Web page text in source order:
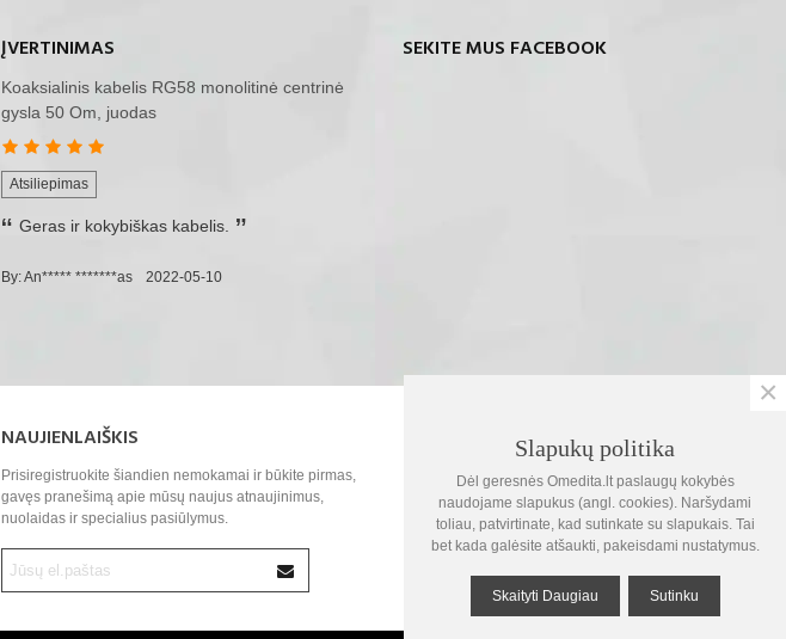
ĮVERTINIMAS
Koaksialinis kabelis RG58 monolitinė centrinė
gysla 50 Om, juodas
Atsiliepimas
Geras ir kokybiškas kabelis.
By: An***** *******as 2022-05-10
SEKITE MUS FACEBOOK
NAUJIENLAIŠKIS
Prisiregistruokite šiandien nemokamai ir būkite pirmas,
gavęs pranešimą apie mūsų naujus atnaujinimus,
nuolaidas ir specialius pasiūlymus.
Krepšelis
Slapukų politika
Dėl geresnės Omedita.lt paslaugų kokybės
naudojame slapukus (angl. cookies). Naršydami
toliau, patvirtinate, kad sutinkate su slapukais. Tai
bet kada galėsite atšaukti, pakeisdami nustatymus.
Skaityti Daugiau Sutinku
×